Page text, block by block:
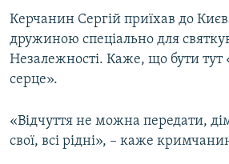
Керчанин Сергій приїхав до
дружиною спеціально для
Незалежності. Каже, що бути
серце».
«Відчуття не можна передати,
свої, всі рідні», – каже